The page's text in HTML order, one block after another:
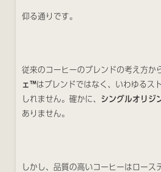
仰る通りです。
従来のコーヒーのブレンドの考え方か
ェ™はブレンドではなく、いわゆるス
しれません。確かに、 シングルオリジ
ありません。
しかし、品質の高いコーヒーはロース